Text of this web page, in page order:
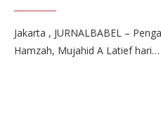
Jakarta , JURNALBABEL –
Hamzah, Mujahid A Latief hari…